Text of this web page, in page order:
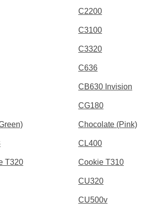
C2200
C3100
C3320
C636
CB630 Invision
CG180
Chocolate (Pink)
CL400
T320 Cookie T310
CU320
CU500v